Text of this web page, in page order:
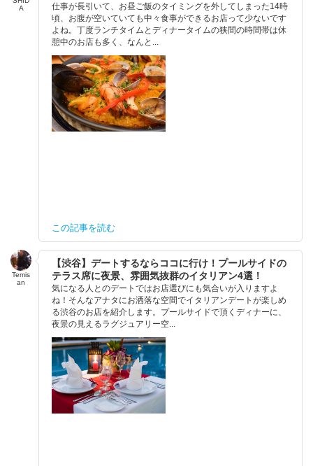
A
仕事が長引いて、お昼ご飯のタイミングを外してしまった14時
頃、お腹が空いていても中々食事ができるお店って少ないです
よね。丁度ランチタイムとディナータイムの狭間の時間帯は休
憩中のお店も多く、なんと...
この記事を読む
Temis
an
【渋谷】デートするならココに行け！プールサイドの
テラス席に夜景、雰囲気抜群のイタリアン4選！
気になる人とのデートではお店選びにも気合いが入りますよ
ね！そんなアナタにお洒落な空間でイタリアンデートが楽しめ
る渋谷のお店を紹介します。プールサイドで頂くディナーに、
夜景の見えるラグジュアリー空...